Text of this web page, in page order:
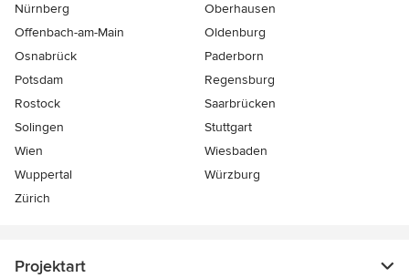
Nürnberg
Oberhausen
Offenbach-am-Main
Oldenburg
Osnabrück
Paderborn
Potsdam
Regensburg
Rostock
Saarbrücken
Solingen
Stuttgart
Wien
Wiesbaden
Wuppertal
Würzburg
Zürich
Projektart